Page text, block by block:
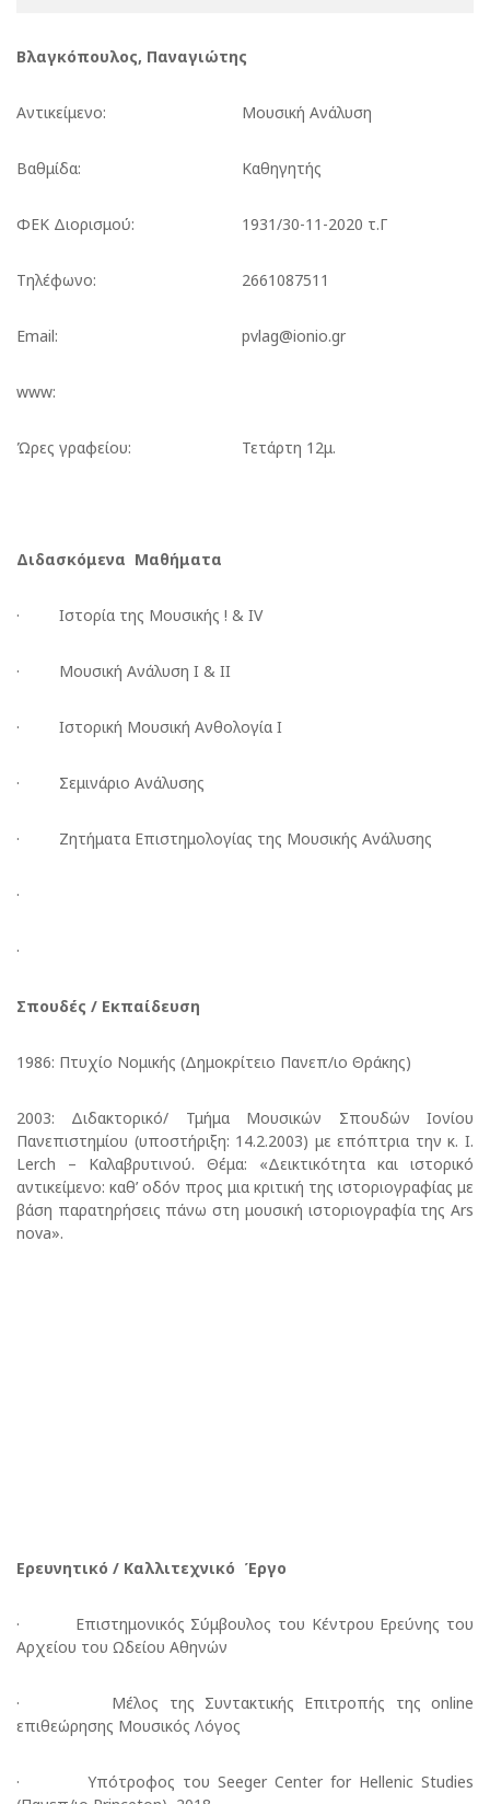
Βλαγκόπουλος, Παναγιώτης
Αντικείμενο: Μουσική Ανάλυση
Βαθμίδα: Καθηγητής
ΦΕΚ Διορισμού: 1931/30-11-2020 τ.Γ
Τηλέφωνο: 2661087511
Email: pvlag@ionio.gr
www:
Ώρες γραφείου: Τετάρτη 12μ.
Διδασκόμενα Μαθήματα
· Ιστορία της Μουσικής ! & IV
· Μουσική Ανάλυση Ι & ΙΙ
· Ιστορική Μουσική Ανθολογία Ι
· Σεμινάριο Ανάλυσης
· Ζητήματα Επιστημολογίας της Μουσικής Ανάλυσης
·
·
Σπουδές / Εκπαίδευση
1986: Πτυχίο Νομικής (Δημοκρίτειο Πανεπ/ιο Θράκης)
2003: Διδακτορικό/ Τμήμα Μουσικών Σπουδών Ιονίου
Πανεπιστημίου (υποστήριξη: 14.2.2003) με επόπτρια την κ. I.
Lerch – Καλαβρυτινού. Θέμα: «Δεικτικότητα και ιστορικό
αντικείμενο: καθ’ οδόν προς μια κριτική της ιστοριογραφίας με
βάση παρατηρήσεις πάνω στη μουσική ιστοριογραφία της Ars
nova».
Ερευνητικό / Καλλιτεχνικό Έργο
· Επιστημονικός Σύμβουλος του Κέντρου Ερεύνης του
Αρχείου του Ωδείου Αθηνών
· Μέλος της Συντακτικής Επιτροπής της online
επιθεώρησης Μουσικός Λόγος
· Υπότροφος του Seeger Center for Hellenic Studies